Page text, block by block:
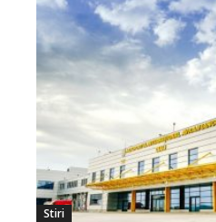
Stiri